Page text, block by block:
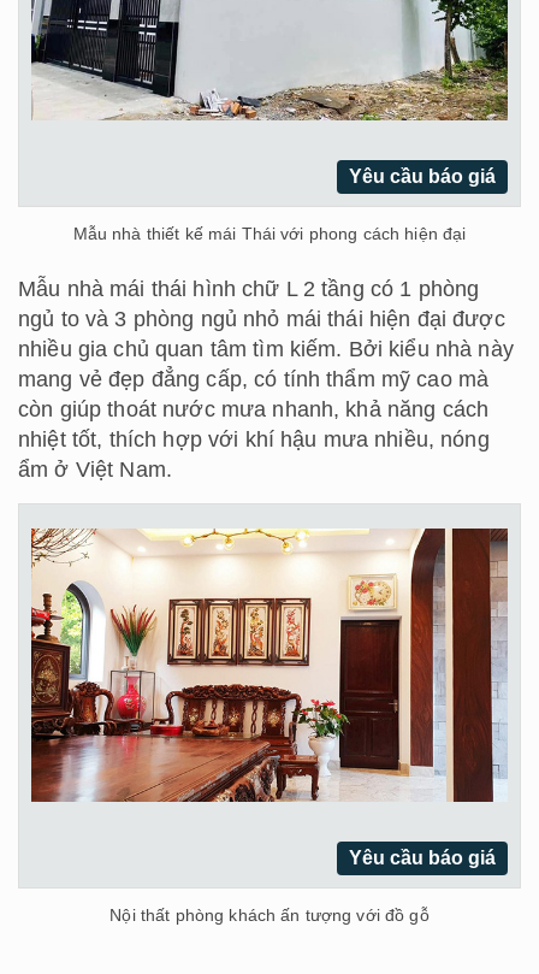
Yêu cầu báo giá
Mẫu nhà thiết kế mái Thái với phong cách hiện đại
Mẫu nhà mái thái hình chữ L 2 tầng có 1 phòng
ngủ to và 3 phòng ngủ nhỏ mái thái hiện đại được
nhiều gia chủ quan tâm tìm kiếm. Bởi kiểu nhà này
mang vẻ đẹp đẳng cấp, có tính thẩm mỹ cao mà
còn giúp thoát nước mưa nhanh, khả năng cách
nhiệt tốt, thích hợp với khí hậu mưa nhiều, nóng
ẩm ở Việt Nam.
Yêu cầu báo giá
Nội thất phòng khách ấn tượng với đồ gỗ